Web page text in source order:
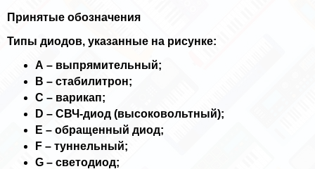
Принятые обозначения
Типы диодов, указанные на рисунке:
А – выпрямительный;
B – стабилитрон;
С – варикап;
D – СВЧ-диод (высоковольтный);
E – обращенный диод;
F – туннельный;
G – светодиод;